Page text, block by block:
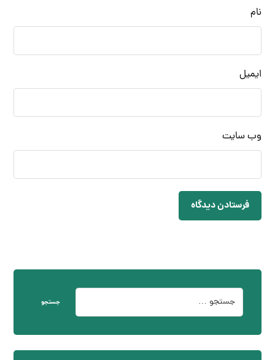
نام
ایمیل
وب‌ سایت
فرستادن دیدگاه
جستجو